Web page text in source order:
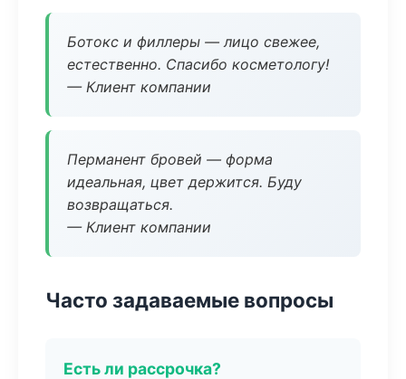
Ботокс и филлеры — лицо свежее,
естественно. Спасибо косметологу!
— Клиент компании
Перманент бровей — форма
идеальная, цвет держится. Буду
возвращаться.
— Клиент компании
Часто задаваемые вопросы
Есть ли рассрочка?